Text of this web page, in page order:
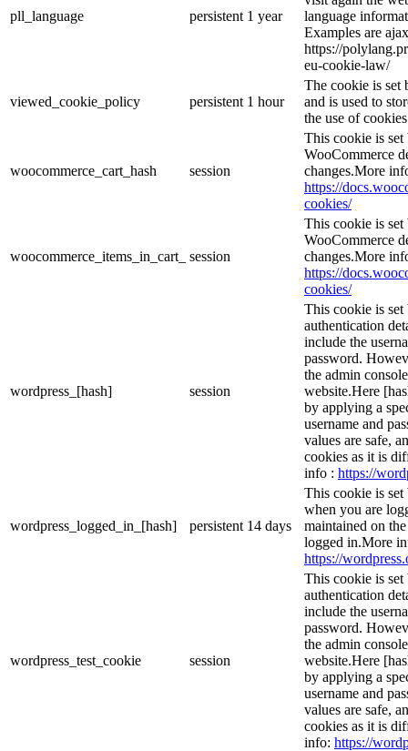
pll_language persistent 1 year
language
Examples are
https://
eu-cookie-law/
viewed_cookie_policy persistent 1 hour
The cookie is set
and is used to
the use of
woocommerce_cart_hash session
This cookie is set
WooCommerce
changes.More
https://
cookies/
woocommerce_items_in_cart_ session
This cookie is set
WooCommerce
changes.More
https://
cookies/
wordpress_[hash] session
This cookie is set
authentication
include the
password.
the admin
website.Here
by applying a
username and
values are safe,
cookies as it is
info : https://
wordpress_logged_in_[hash] persistent 14 days
This cookie is set
when you are
maintained on
logged in.More
https://
wordpress_test_cookie session
This cookie is set
authentication
include the
password.
the admin
website.Here
by applying a
username and
values are safe,
cookies as it is
info: https://